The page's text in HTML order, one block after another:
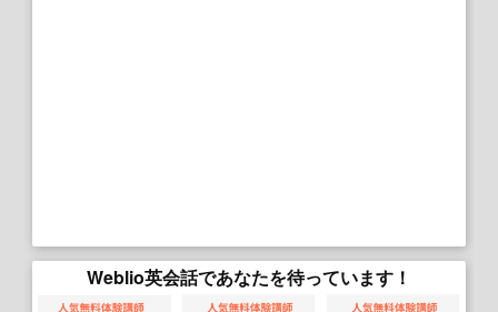
Weblio英会話であなたを待っています！